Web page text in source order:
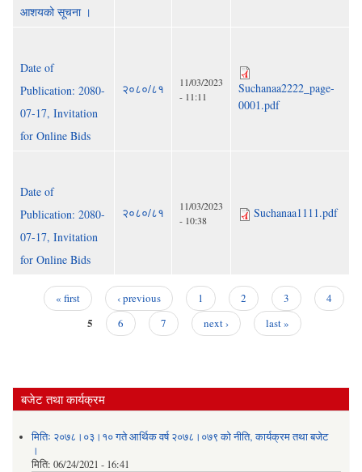
आशयको सूचना ।
Date of
Publication: 2080-
07-17, Invitation
for Online Bids
२०८०/८१
11/03/2023
- 11:11
Suchanaa2222_page-
0001.pdf
Date of
Publication: 2080-
07-17, Invitation
for Online Bids
२०८०/८१
11/03/2023
- 10:38
Suchanaa1111.pdf
« first ‹ previous 1 2 3 4
5 6 7 next › last »
बजेट तथा कार्यक्रम
मितिः २०७८।०३।१० गते आर्थिक वर्ष २०७८।०७९ को नीति‚ कार्यक्रम तथा बजेट
।
मिति: 06/24/2021 - 16:41